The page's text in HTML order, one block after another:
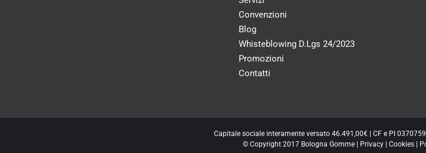
Convenzioni
Blog
Whisteblowing D.Lgs 24/2023
Promozioni
Contatti
Capitale sociale interamente versato 46.491,00€ | CF e PI
© Copyright 2017 Bologna Gomme | Privacy| Cookies|